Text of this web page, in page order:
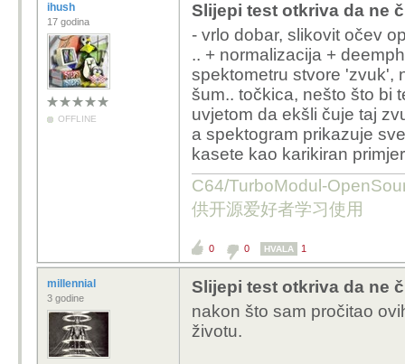
ihush
17 godina
OFFLINE
Slijepi test otkriva da ne
- vrlo dobar, slikovit očev
.. + normalizacija +
spektometru stvore 'zvuk',
šum.. točkica, nešto što bi
uvjetom da ekšli čuje taj
a spektogram prikazuje
kasete kao karikiran
C64/TurboModul-
供开源爱好者学习使用
0 0 HVALA 1
millennial
3 godine
Slijepi test otkriva da ne
nakon što sam pročitao
životu.